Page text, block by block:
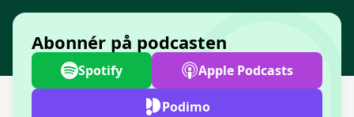
Abonnér på podcasten
Spotify Apple Podcasts
Podimo